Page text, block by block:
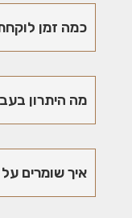
כמה זמן
מה היתרון
איך שומרים